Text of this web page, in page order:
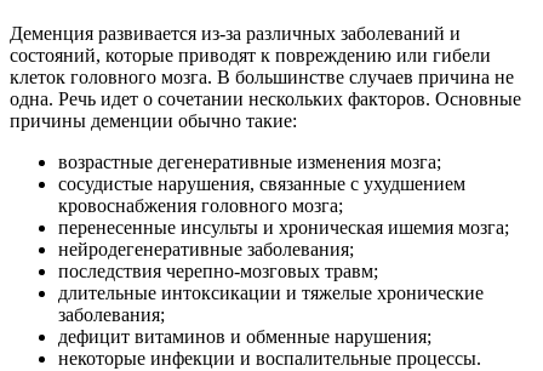
Деменция развивается из-за различных заболеваний и
состояний, которые приводят к повреждению или гибели
клеток головного мозга. В большинстве случаев причина не
одна. Речь идет о сочетании нескольких факторов. Основные
причины деменции обычно такие:
возрастные дегенеративные изменения мозга;
сосудистые нарушения, связанные с ухудшением
кровоснабжения головного мозга;
перенесенные инсульты и хроническая ишемия мозга;
нейродегенеративные заболевания;
последствия черепно-мозговых травм;
длительные интоксикации и тяжелые хронические
заболевания;
дефицит витаминов и обменные нарушения;
некоторые инфекции и воспалительные процессы.